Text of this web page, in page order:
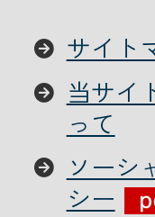
サイト
当サイ
って
ソーシ
シー